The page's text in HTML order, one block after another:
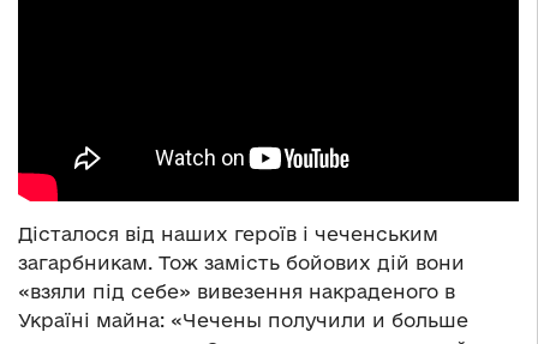
Дісталося від наших героїв і чеченським
загарбникам. Тож замість бойових дій вони
«взяли під себе» вивезення накраденого в
Україні майна: «Чечены получили и больше